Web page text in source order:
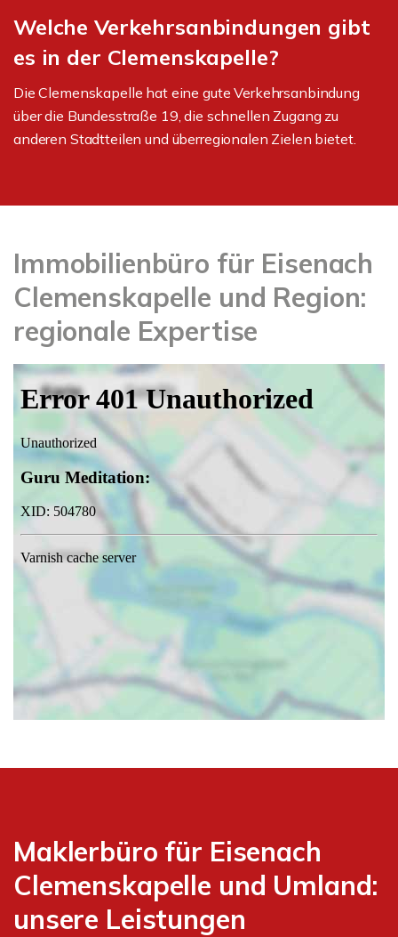
Welche Verkehrsanbindungen gibt
es in der Clemenskapelle?
Die Clemenskapelle hat eine gute Verkehrsanbindung
über die Bundesstraße 19, die schnellen Zugang zu
anderen Stadtteilen und überregionalen Zielen bietet.
Immobilienbüro für Eisenach
Clemenskapelle und Region:
regionale Expertise
Maklerbüro für Eisenach
Clemenskapelle und Umland:
unsere Leistungen